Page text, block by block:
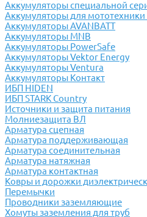
Аккумуляторы специальной
Аккумуляторы для мототехники
Аккумуляторы AVANBATT
Аккумуляторы MNB
Аккумуляторы PowerSafe
Аккумуляторы Vektor Energy
Аккумуляторы Ventura
Аккумуляторы Контакт
ИБП HIDEN
ИБП STARK Country
Источники и защита питания
Молниезащита ВЛ
Арматура сцепная
Арматура поддерживающая
Арматура соединительная
Арматура натяжная
Арматура контактная
Ковры и дорожки
Перемычки
Проводники заземляющие
Хомуты заземления для труб